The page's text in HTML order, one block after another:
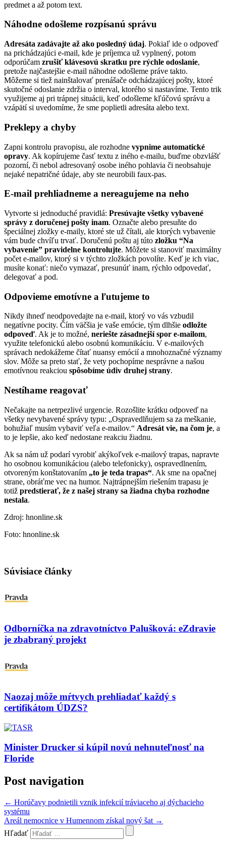
predmet a až potom text.
Náhodne odošleme rozpísanú správu
Adresáta zadávajte až ako posledný údaj. Pokiaľ ide o odpoveď
na prichádzajúci e-mail, kde je príjemca už vyplnený, potom
odporúčam zrušiť klávesovú skratku pre rýchle odoslanie,
pretože najčastejšie e-mail náhodne odošleme práve takto.
Môžeme si tiež nainštalovať prenášače odchádzajúcej pošty, ktoré
skutočné odoslanie zdržia o interval, ktorého si nastavíme. Tento trik
využijeme aj pri trápnej situácii, keď odošleme kľúčovú správu a
vzápätí si uvedomíme, že sme poplietli adresáta alebo text.
Preklepy a chyby
Zapni kontrolu pravopisu, ale rozhodne vypnime automatické
opravy. Ak kopírujeme časť textu z iného e-mailu, buďme obzvlášť
pozorní, či nebol adresovaný osobe iného pohlavia či neobsahuje
nejaké nepatričné ​​údaje, aby ste neurobili faux-pas.
E-mail prehliadneme a nereagujeme na neho
Vytvorte si jednoduché pravidlá: Presúvajte všetky vybavené
správy z doručenej pošty inam. Označte alebo presuňte do
špeciálnej zložky e-maily, ktoré ste už čítali, ale ktorých vybavenie
vám bude chvíľu trvať. Doručenú poštu aj túto zložku “Na
vybavenie” pravidelne kontrolujte. Môžete si stanoviť maximálny
počet e-mailov, ktorý si v týchto zložkách povolíte. Keď je ich viac,
musíte konať: niečo vymazať, presunúť inam, rýchlo odpovedať,
delegovať a pod.
Odpovieme emotívne a ľutujeme to
Nikdy ihneď neodpovedajte na e-mail, ktorý vo vás vzbudil
negatívne pocity. Čím väčšia je vaše emócie, tým dlhšie odložte
odpoveď. Ak je to možné, neriešte zásadnejší spor e-mailom,
využite telefonickú alebo osobnú komunikáciu. V e-mailových
správach nedokážeme čítať nuansy emócií a mnohoznačné významy
slov. Môže sa preto stať, že vety pochopíme nesprávne a našou
emotívnou reakciou spôsobíme údiv druhej strany.
Nestíhame reagovať
Nečakajte na netrpezlivé urgencie. Rozošlite krátku odpoveď na
všetky nevybavené správy typu: „Ospravedlňujem sa za meškanie,
bohužiaľ musím vybaviť veľa e-mailov.“ Adresát vie, na čom je, a
to je lepšie, ako keď nedostane reakciu žiadnu.
Ak sa nám už podarí vyrobiť akýkoľvek e-mailový trapas, napravte
ho osobnou komunikáciou (alebo telefonicky), ospravedlnením,
otvoreným konštatovaním „to je teda trapas“. Ak sme na opačnej
strane, obráťme vec na humor. Najtrápnejším riešením trapasu je
totiž predstierať, že z našej strany sa žiadna chyba rozhodne
nestala.
Zdroj: hnonline.sk
Foto: hnonline.sk
Súvisiace články
Odborníčka na zdravotníctvo Palušková: eZdravie
je zbabraný projekt
Naozaj môže mŕtvych prehliadať každý s
certifikátom ÚDZS?
Minister Drucker si kúpil novú nehnuteľnosť na
Floride
Post navigation
← Horúčavy podnietili vznik infekcií tráviaceho aj dýchacieho
systému
Areál nemocnice v Humennom získal nový šat →
Hľadať